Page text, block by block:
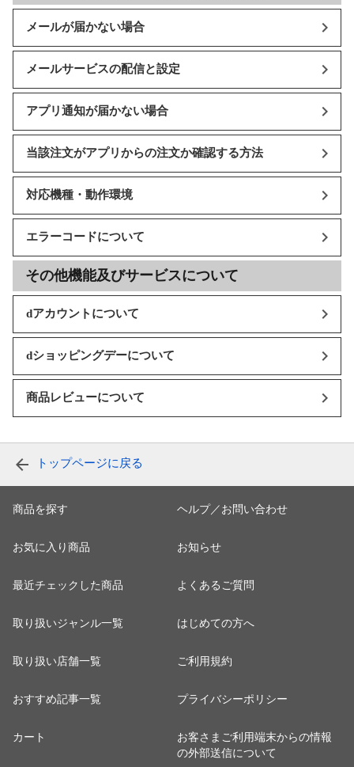
メールが届かない場合
メールサービスの配信と設定
アプリ通知が届かない場合
当該注文がアプリからの注文か確認する方法
対応機種・動作環境
エラーコードについて
その他機能及びサービスについて
dアカウントについて
dショッピングデーについて
商品レビューについて
トップページに戻る
商品を探す
お気に入り商品
最近チェックした商品
取り扱いジャンル一覧
取り扱い店舗一覧
おすすめ記事一覧
カート
ヘルプ／お問い合わせ
お知らせ
よくあるご質問
はじめての方へ
ご利用規約
プライバシーポリシー
お客さまご利用端末からの情報
の外部送信について